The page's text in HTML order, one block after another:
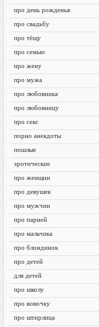
про день рожденья
про свадьбу
про тёщу
про семью
про жену
про мужа
про любовника
про любовницу
про секс
порно анекдоты
пошлые
эротические
про женщин
про девушек
про мужчин
про парней
про мальчика
про блондинок
про детей
для детей
про школу
про вовочку
про штирлица